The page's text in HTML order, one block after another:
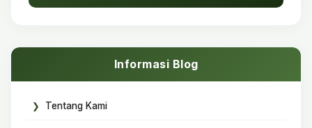
Informasi Blog
Tentang Kami